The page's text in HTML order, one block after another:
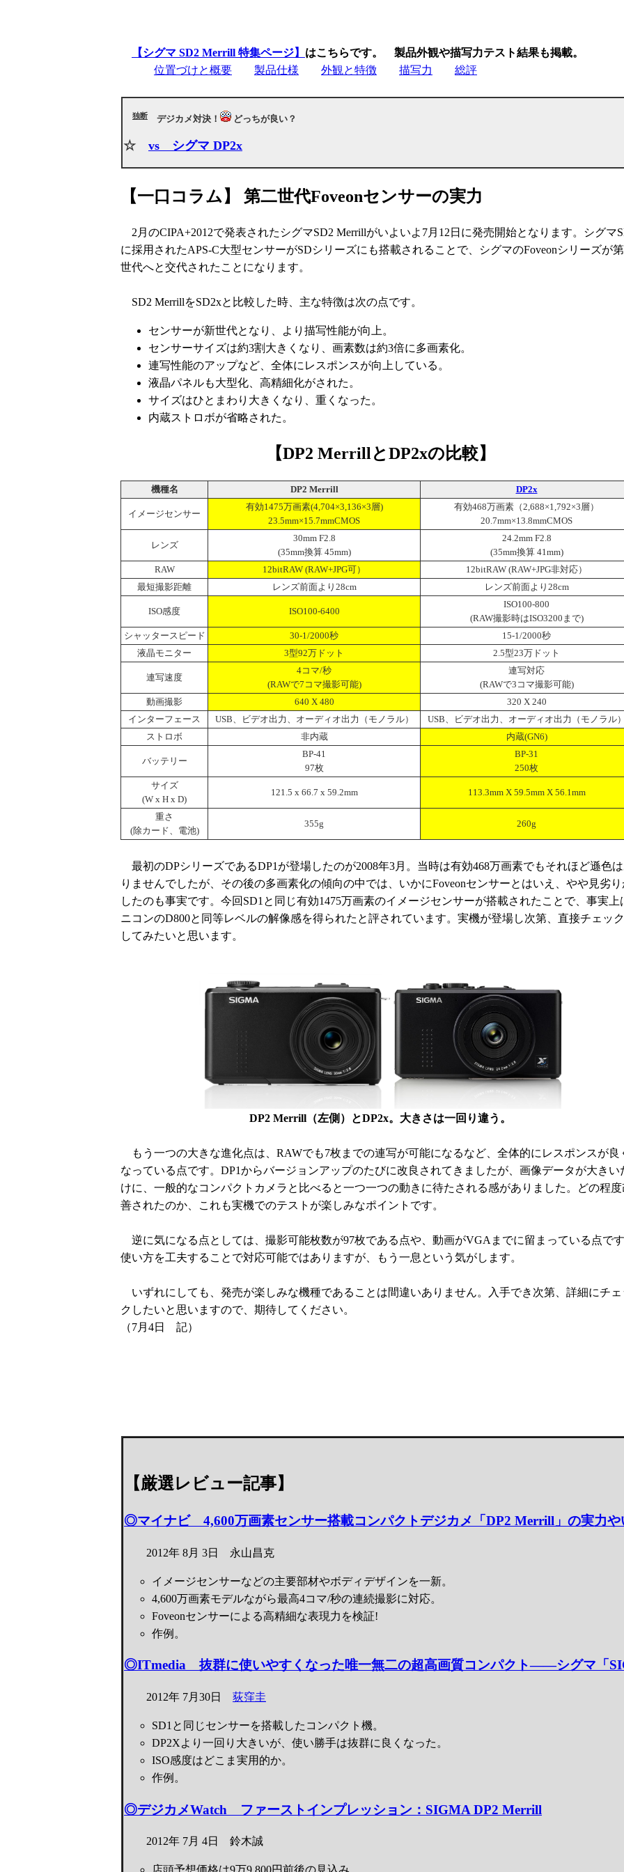
【シグマ SD2 Merrill 特集ページ】 はこちらです。 製品外観や描写力テスト結果も掲載。
位置づけと概要
製品仕様 外観と特徴 描写力 総評
独断 デジカメ対決！ どっちが良い？
☆ vs シグマ DP2x
【一口コラム】 第二世代Foveonセンサーの実力
2月のCIPA+2012で発表されたシグマSD2 Merrillがいよいよ7月12日に発売開始となります。シグマ
に採用されたAPS-C大型センサーがSDシリーズにも搭載されることで、シグマのFoveonシリーズが
世代へと交代されたことになります。
SD2 MerrillをSD2xと比較した時、主な特徴は次の点です。
センサーが新世代となり、より描写性能が向上。
センサーサイズは約3割大きくなり、画素数は約3倍に多画素化。
連写性能のアップなど、全体にレスポンスが向上している。
液晶パネルも大型化、高精細化がされた。
サイズはひとまわり大きくなり、重くなった。
内蔵ストロボが省略された。
【DP2 MerrillとDP2xの比較】
機種名 DP2 Merrill DP2x
イメージセンサー
有効1475万画素(4,704×3,136×3層)
23.5mm×15.7mmCMOS
有効468万画素（2,688×1,792×3層）
20.7mm×13.8mmCMOS
レンズ
30mm F2.8
(35mm換算 45mm)
24.2mm F2.8
(35mm換算 41mm)
RAW
12bitRAW (RAW+JPG可）
12bitRAW (RAW+JPG非対応）
最短撮影距離
レンズ前面より28cm レンズ前面より28cm
ISO感度 ISO100-6400
ISO100-800
(RAW撮影時はISO3200まで)
シャッタースピード
30-1/2000秒
15-1/2000秒
液晶モニター
3型92万ドット 2.5型23万ドット
連写速度
4コマ/秒
(RAWで7コマ撮影可能)
連写対応
(RAWで3コマ撮影可能)
動画撮影
640 X 480
320 X 240
インターフェース
USB、ビデオ出力、オーディオ出力（モノラル）
USB、ビデオ出力、オーディオ出力（モノラル）
ストロボ
非内蔵 内蔵(GN6)
バッテリー
BP-41
97枚
BP-31
250枚
サイズ
(W x H x D)
121.5 x 66.7 x 59.2mm 113.3mm X 59.5mm X 56.1mm
重さ
(除カード、電池)
355g 260g
最初のDPシリーズであるDP1が登場したのが2008年3月。当時は有効468万画素でもそれほど遜色
りませんでしたが、その後の多画素化の傾向の中では、いかにFoveonセンサーとはいえ、やや見劣り
したのも事実です。今回SD1と同じ有効1475万画素のイメージセンサーが搭載されたことで、事実上
ニコンのD800と同等レベルの解像感を得られたと評されています。実機が登場し次第、直接チェッ
してみたいと思います。
DP2 Merrill（左側）とDP2x。大きさは一回り違う。
もう一つの大きな進化点は、RAWでも7枚までの連写が可能になるなど、全体的にレスポンスが良
なっている点です。DP1からバージョンアップのたびに改良されてきましたが、画像データが大きい
けに、一般的なコンパクトカメラと比べると一つ一つの動きに待たされる感がありました。どの程度
善されたのか、これも実機でのテストが楽しみなポイントです。
逆に気になる点としては、撮影可能枚数が97枚である点や、動画がVGAまでに留まっている点です
使い方を工夫することで対応可能ではありますが、もう一息という気がします。
いずれにしても、発売が楽しみな機種であることは間違いありません。入手でき次第、詳細にチェ
クしたいと思いますので、期待してください。
（7月4日 記）
【厳選レビュー記事】
◎マイナビ 4,600万画素センサー搭載コンパクトデジカメ「DP2 Merrill」の実力や
2012年 8月 3日 永山昌克
イメージセンサーなどの主要部材やボディデザインを一新。
4,600万画素モデルながら最高4コマ/秒の連続撮影に対応。
Foveonセンサーによる高精細な表現力を検証!
作例。
◎ITmedia 抜群に使いやすくなった唯一無二の超高画質コンパクト――シグマ「
2012年 7月30日 荻窪圭
SD1と同じセンサーを搭載したコンパクト機。
DP2Xより一回り大きいが、使い勝手は抜群に良くなった。
ISO感度はどこま実用的か。
作例。
◎デジカメWatch ファーストインプレッション：SIGMA DP2 Merrill
2012年 7月 4日 鈴木誠